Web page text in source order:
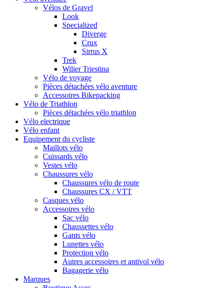
Vélos de Gravel
Look
Specialized
Diverge
Crux
Sirrus X
Trek
Wilier Triestina
Vélo de voyage
Pièces détachées vélo aventure
Accessoires Bikepacking
Vélo de Triathlon
Pièces détachées vélo triathlon
Vélo electrique
Vélo enfant
Equipement du cycliste
Maillots vélo
Cuissards vélo
Vestes vélo
Chaussures vélo
Chaussures vélo de route
Chaussures CX / VTT
Casques vélo
Accessoires vélo
Sac vélo
Chaussettes vélo
Gants vélo
Lunettes vélo
Protection vélo
Autres accessoires et antivol vélo
Bagagerie vélo
Marques